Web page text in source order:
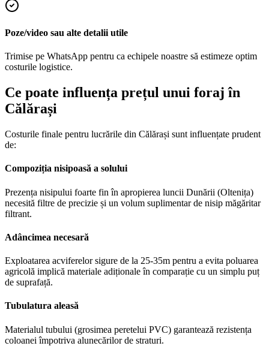
Poze/video sau alte detalii utile
Trimise pe WhatsApp pentru ca echipele noastre să estimeze optim
costurile logistice.
Ce poate influența prețul unui foraj în
Călărași
Costurile finale pentru lucrările din Călărași sunt influențate prudent
de:
Compoziția nisipoasă a solului
Prezența nisipului foarte fin în apropierea luncii Dunării (Oltenița)
necesită filtre de precizie și un volum suplimentar de nisip măgăritar
filtrant.
Adâncimea necesară
Exploatarea acviferelor sigure de la 25-35m pentru a evita poluarea
agricolă implică materiale adiționale în comparație cu un simplu puț
de suprafață.
Tubulatura aleasă
Materialul tubului (grosimea peretelui PVC) garantează rezistența
coloanei împotriva alunecărilor de straturi.